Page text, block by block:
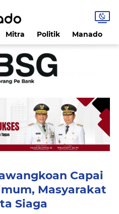
Mitra Politik Manado
Capai
Masyarakat
Siaga